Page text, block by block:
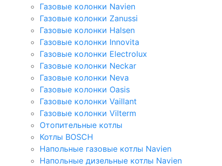
Газовые колонки Navien
Газовые колонки Zanussi
Газовые колонки Halsen
Газовые колонки Innovita
Газовые колонки Electrolux
Газовые колонки Neckar
Газовые колонки Neva
Газовые колонки Oasis
Газовые колонки Vaillant
Газовые колонки Vilterm
Отопительные котлы
Котлы BOSCH
Напольные газовые котлы Navien
Напольные дизельные котлы Navien